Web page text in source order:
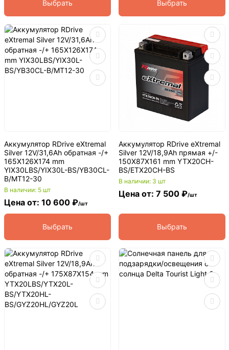
Выбрать Выбрать
Аккумулятор RDrive eXtremal
Silver 12V/31,6Ah обратная -/+
165X126X174 mm
YIX30LBS/YIX30L-BS/YB30CL-
B/MT12-30
В наличии: 5 шт
Цена от: 10 600 ₽/шт
Выбрать
Аккумулятор RDrive eXtremal
Silver 12V/18,9Ah прямая +/-
150X87X161 mm YTX20CH-
BS/ETX20CH-BS
В наличии: 3 шт
Цена от: 7 500 ₽/шт
Выбрать